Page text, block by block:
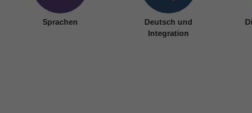
Sprachen
Deutsch und
Integration